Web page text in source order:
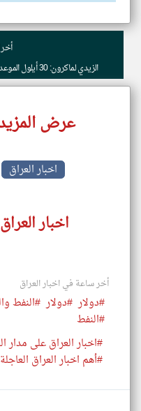
أخر
الزيدي لماكرون: 30 أيلول الموعد النهائي لانسحاب قوات التحالف من العراق
عرض
اخبار العراق
اخبار
أخر ساعة في اخبار العراق
#دولار #دولار #النفط
#النفط
#اخبار العراق على مدار
#أهم اخبار العراق